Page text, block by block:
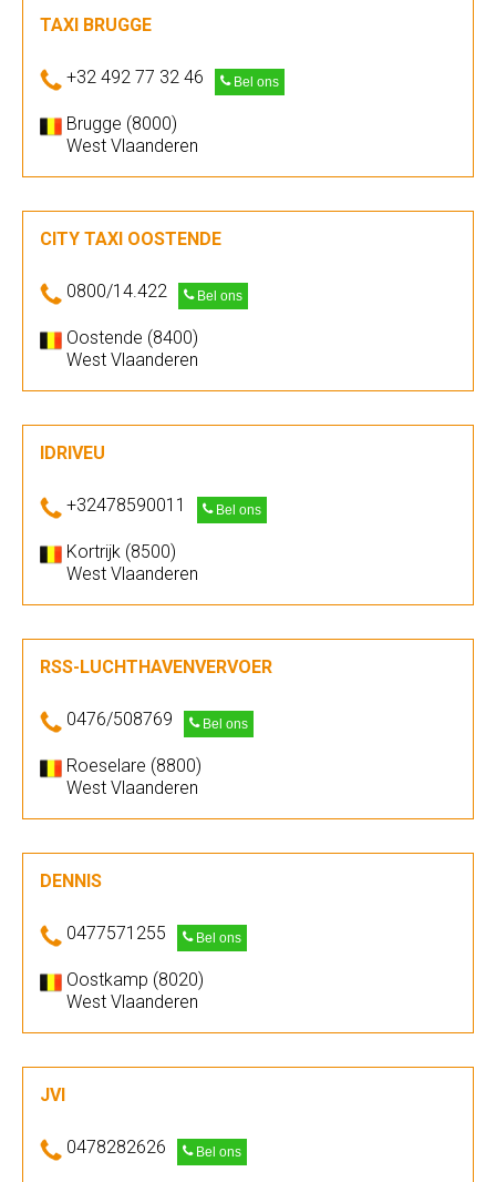
TAXI BRUGGE
+32 492 77 32 46 Bel ons
Brugge (8000)
West Vlaanderen
CITY TAXI OOSTENDE
0800/14.422 Bel ons
Oostende (8400)
West Vlaanderen
IDRIVEU
+32478590011 Bel ons
Kortrijk (8500)
West Vlaanderen
RSS-LUCHTHAVENVERVOER
0476/508769 Bel ons
Roeselare (8800)
West Vlaanderen
DENNIS
0477571255 Bel ons
Oostkamp (8020)
West Vlaanderen
JVI
0478282626 Bel ons